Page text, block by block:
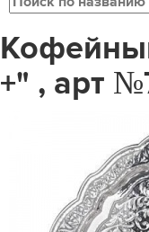
+" , арт